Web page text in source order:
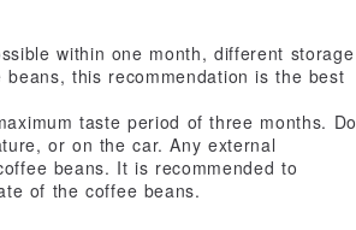
within one month, different storage
this recommendation is the best
taste period of three months. Do
or on the car. Any external
beans. It is recommended to
of the coffee beans.